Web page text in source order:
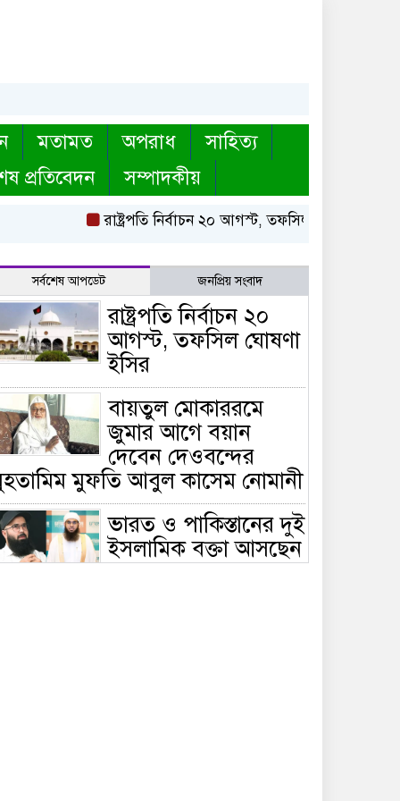
মতামত অপরাধ
সাহিত্য
প্রতিবেদন সম্পাদকীয়
রাষ্ট্রপতি নির্বাচন ২০ আগস্ট, তফসিল ঘোষণা ইসির
সর্বশেষ আপডেট জনপ্রিয় সংবাদ
রাষ্ট্রপতি নির্বাচন ২০
আগস্ট, তফসিল ঘোষণা
ইসির
বায়তুল মোকাররমে
জুমার আগে বয়ান
দেবেন দেওবন্দের
মুফতি আবুল কাসেম নোমানী
ভারত ও পাকিস্তানের দুই
ইসলামিক বক্তা আসছেন
বাংলাদেশে, ঢাকা-